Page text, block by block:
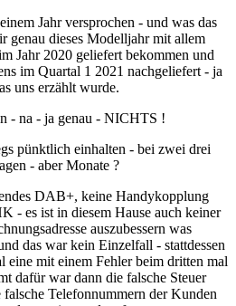
Jahr versprochen - und was das
genau dieses Modelljahr mit allem
Jahr 2020 geliefert bekommen und
im Quartal 1 2021 nachgeliefert - ja
uns erzählt wurde.
- na - ja genau - NICHTS !
pünktlich einhalten - bei zwei drei
- aber Monate ?
DAB+, keine Handykopplung
- es ist in diesem Hause auch keiner
auszubessern was
das war kein Einzelfall - stattdessen
eine mit einem Fehler beim dritten mal
dafür war dann die falsche Steuer
falsche Telefonnummern der Kunden